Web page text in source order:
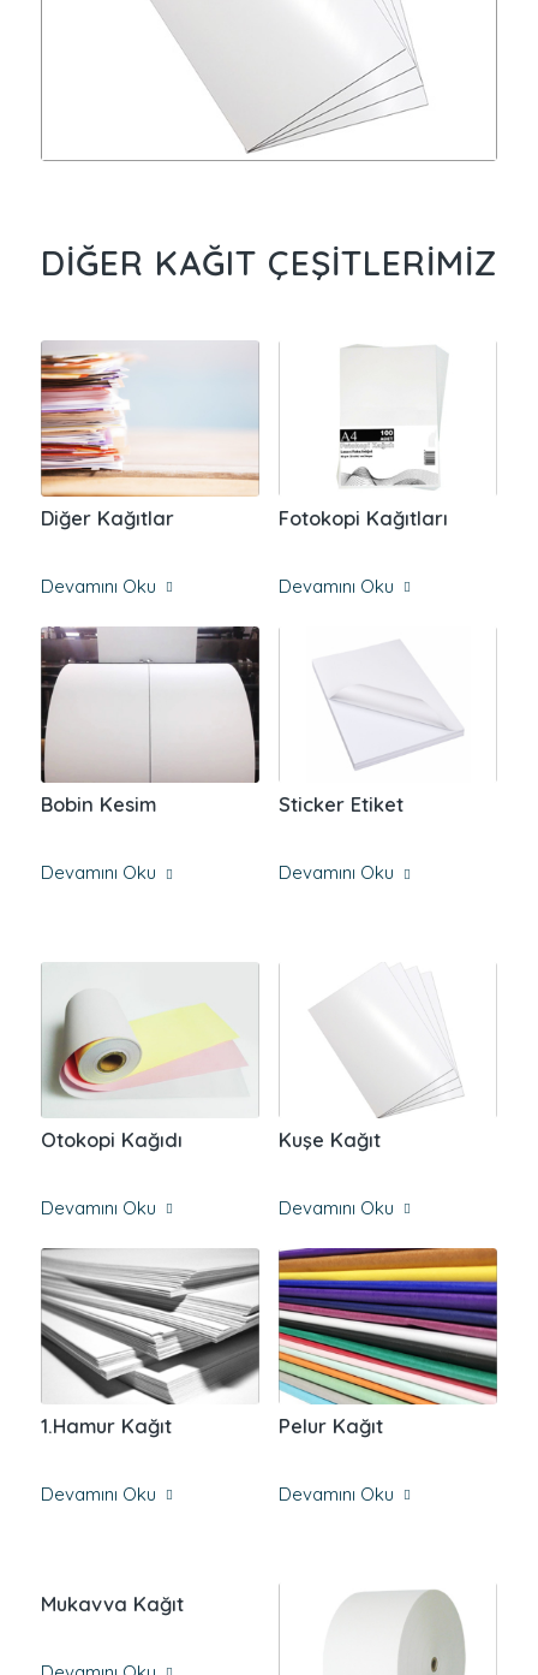
DIĞER KAĞIT ÇEŞITLERIMIZ
Diğer Kağıtlar
Devamını Oku
Fotokopi Kağıtları
Devamını Oku
Bobin Kesim
Devamını Oku
Sticker Etiket
Devamını Oku
Otokopi Kağıdı
Devamını Oku
Kuşe Kağıt
Devamını Oku
1.Hamur Kağıt
Devamını Oku
Pelur Kağıt
Devamını Oku
Mukavva Kağıt